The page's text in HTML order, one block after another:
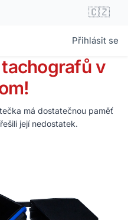
🇨🇿
Přihlásit se
v
má dostatečnou paměť
její nedostatek.